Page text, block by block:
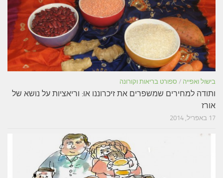
בישול ואפייה / ספורט בריאות וקורונה
ותודה למחירים שמשפרים את זיכרוננו או: וריאציות על נושא של
אורז
17 באפריל, 2014